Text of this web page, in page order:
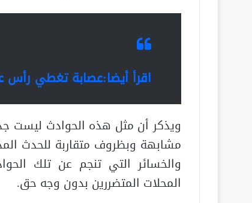
اقرأ أيضا:عصابة تغطي رأس
ويذكر أن مثل هذه الحوادث ليست
مشابهة وبظروف متقاربة للحدث
والخسائر التي تنجم عن تلك
المحلات المتضررين بدون وجه حق.